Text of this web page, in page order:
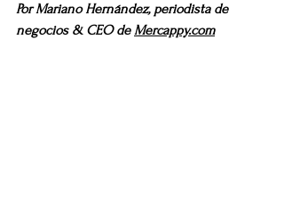
Por Mariano Hernández, periodista de
negocios & CEO de Mercappy.com